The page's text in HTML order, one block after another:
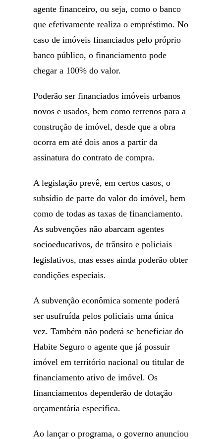
agente financeiro, ou seja, como o banco
que efetivamente realiza o empréstimo. No
caso de imóveis financiados pelo próprio
banco público, o financiamento pode
chegar a 100% do valor.
Poderão ser financiados imóveis urbanos
novos e usados, bem como terrenos para a
construção de imóvel, desde que a obra
ocorra em até dois anos a partir da
assinatura do contrato de compra.
A legislação prevê, em certos casos, o
subsídio de parte do valor do imóvel, bem
como de todas as taxas de financiamento.
As subvenções não abarcam agentes
socioeducativos, de trânsito e policiais
legislativos, mas esses ainda poderão obter
condições especiais.
A subvenção econômica somente poderá
ser usufruída pelos policiais uma única
vez. Também não poderá se beneficiar do
Habite Seguro o agente que já possuir
imóvel em território nacional ou titular de
financiamento ativo de imóvel. Os
financiamentos dependerão de dotação
orçamentária específica.
Ao lançar o programa, o governo anunciou